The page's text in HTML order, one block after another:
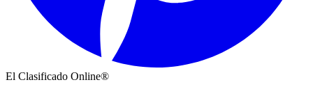
El Clasificado Online®